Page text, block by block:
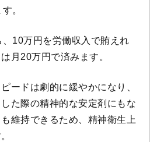
。
10万円を労働収入で賄えれ
月20万円で済みます。
ードは劇的に緩やかになり、
た際の精神的な安定剤にもな
維持できるため、精神衛生上